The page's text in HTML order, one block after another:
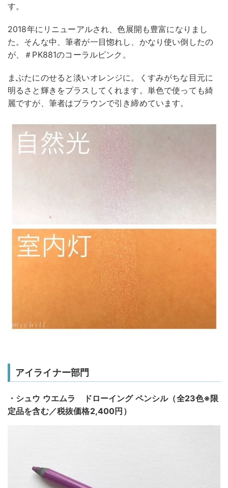
す。
2018年にリニューアルされ、色展開も豊富になりまし
た。そんな中、筆者が一目惚れし、かなり使い倒したの
が、＃PK881のコーラルピンク。
まぶたにのせると淡いオレンジに。くすみがちな目元に
明るさと輝きをプラスしてくれます。単色で使っても綺
麗ですが、筆者はブラウンで引き締めています。
アイライナー部門
・シュウ ウエムラ ドローイング ペンシル（全23色※限
定品を含む／税抜価格2,400円）